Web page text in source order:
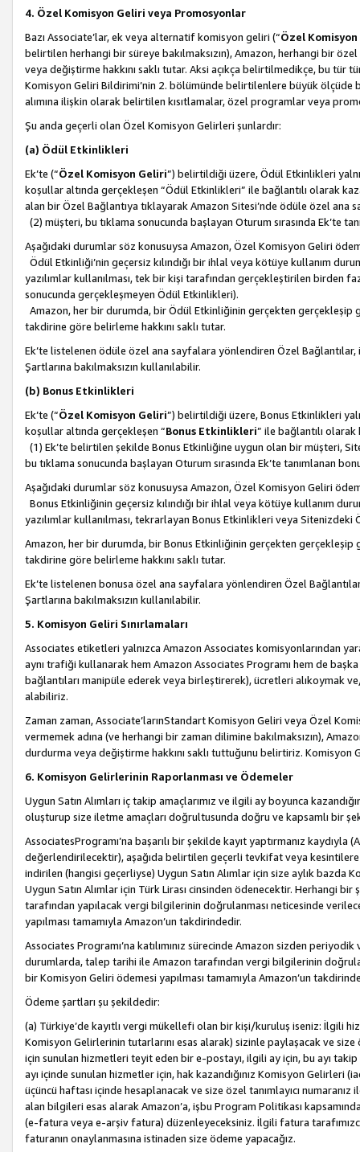
4. Özel Komisyon Geliri veya Promosyonlar
Bazı Associate’lar, ek veya alternatif komisyon geliri (“Özel
belirtilen herhangi bir süreye bakılmaksızın), Amazon, herhangi bir
veya değiştirme hakkını saklı tutar. Aksi açıkça belirtilmedikçe, bu tür
Komisyon Geliri Bildirimi’nin 2. bölümünde belirtilenlere büyük ölçüde
alımına ilişkin olarak belirtilen kısıtlamalar, özel programlar veya
Şu anda geçerli olan Özel Komisyon Gelirleri şunlardır:
(a) Ödül Etkinlikleri
Ek’te (“Özel Komisyon Geliri”) belirtildiği üzere, Ödül Etkinlikleri
koşullar altında gerçekleşen “Ödül Etkinlikleri” ile bağlantılı olarak
alan bir Özel Bağlantıya tıklayarak Amazon Sitesi’nde ödüle özel ana
(2) müşteri, bu tıklama sonucunda başlayan Oturum sırasında Ek’te
Aşağıdaki durumlar söz konusuysa Amazon, Özel Komisyon Geliri
Ödül Etkinliği’nin geçersiz kılındığı bir ihlal veya kötüye kullanım
yazılımlar kullanılması, tek bir kişi tarafından gerçekleştirilen
sonucunda gerçekleşmeyen Ödül Etkinlikleri).
Amazon, her bir durumda, bir Ödül Etkinliğinin gerçekten gerçekleşip
takdirine göre belirleme hakkını saklı tutar.
Ek’te listelenen ödüle özel ana sayfalara yönlendiren Özel
Şartlarına bakılmaksızın kullanılabilir.
(b) Bonus Etkinlikleri
Ek’te (“Özel Komisyon Geliri”) belirtildiği üzere, Bonus Etkinlikleri
koşullar altında gerçekleşen “Bonus Etkinlikleri” ile bağlantılı olarak
(1) Ek’te belirtilen şekilde Bonus Etkinliğine uygun olan bir müşteri,
bu tıklama sonucunda başlayan Oturum sırasında Ek’te tanımlanan
Aşağıdaki durumlar söz konusuysa Amazon, Özel Komisyon Geliri
Bonus Etkinliğinin geçersiz kılındığı bir ihlal veya kötüye kullanım
yazılımlar kullanılması, tekrarlayan Bonus Etkinlikleri veya
Amazon, her bir durumda, bir Bonus Etkinliğinin gerçekten gerçekleşip
takdirine göre belirleme hakkını saklı tutar.
Ek’te listelenen bonusa özel ana sayfalara yönlendiren Özel
Şartlarına bakılmaksızın kullanılabilir.
5. Komisyon Geliri Sınırlamaları
Associates etiketleri yalnızca Amazon Associates komisyonlarından
aynı trafiği kullanarak hem Amazon Associates Programı hem de
bağlantıları manipüle ederek veya birleştirerek), ücretleri alıkoymak
alabiliriz.
Zaman zaman, Associate’larınStandart Komisyon Geliri veya Özel
vermemek adına (ve herhangi bir zaman dilimine bakılmaksızın),
durdurma veya değiştirme hakkını saklı tuttuğunu belirtiriz. Komisyon
6. Komisyon Gelirlerinin Raporlanması ve Ödemeler
Uygun Satın Alımları iç takip amaçlarımız ve ilgili ay boyunca
oluşturup size iletme amaçları doğrultusunda doğru ve kapsamlı bir
AssociatesProgramı’na başarılı bir şekilde kayıt yaptırmanız
değerlendirilecektir), aşağıda belirtilen geçerli tevkifat veya
indirilen (hangisi geçerliyse) Uygun Satın Alımlar için size aylık
Uygun Satın Alımlar için Türk Lirası cinsinden ödenecektir. Herhangi
tarafından yapılacak vergi bilgilerinin doğrulanması neticesinde
yapılması tamamıyla Amazon’un takdirindedir.
Associates Programı’na katılımınız sürecinde Amazon sizden
durumlarda, talep tarihi ile Amazon tarafından vergi bilgilerinin
bir Komisyon Geliri ödemesi yapılması tamamıyla Amazon’un
Ödeme şartları şu şekildedir:
(a) Türkiye’de kayıtlı vergi mükellefi olan bir kişi/kuruluş iseniz: İlgili
Komisyon Gelirlerinin tutarlarını esas alarak) sizinle paylaşacak ve
için sunulan hizmetleri teyit eden bir e-postayı, ilgili ay için, bu ayı
ayı içinde sunulan hizmetler için, hak kazandığınız Komisyon Gelirleri
üçüncü haftası içinde hesaplanacak ve size özel tanımlayıcı
alan bilgileri esas alarak Amazon’a, işbu Program Politikası
(e-fatura veya e-arşiv fatura) düzenleyeceksiniz. İlgili fatura
faturanın onaylanmasına istinaden size ödeme yapacağız.